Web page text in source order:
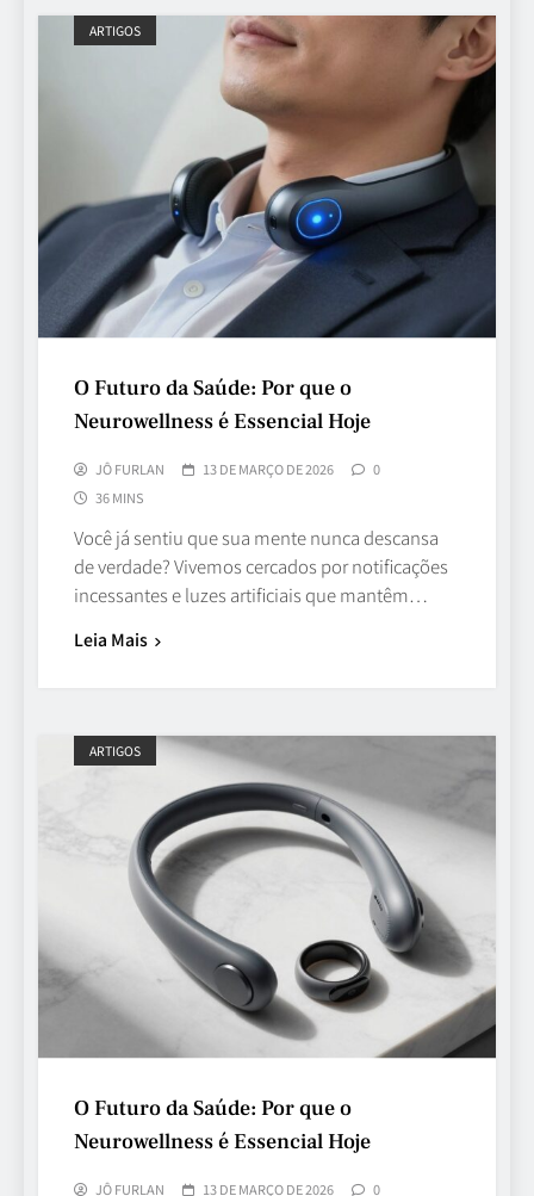
ARTIGOS
O Futuro da Saúde: Por que o
Neurowellness é Essencial Hoje
JÔ FURLAN 13 DE MARÇO DE 2026
0
36 MINS
Você já sentiu que sua mente nunca descansa
de verdade? Vivemos cercados por notificações
incessantes e luzes artificiais que mantêm…
Leia Mais
ARTIGOS
O Futuro da Saúde: Por que o
Neurowellness é Essencial Hoje
JÔ FURLAN 13 DE MARÇO DE 2026 0